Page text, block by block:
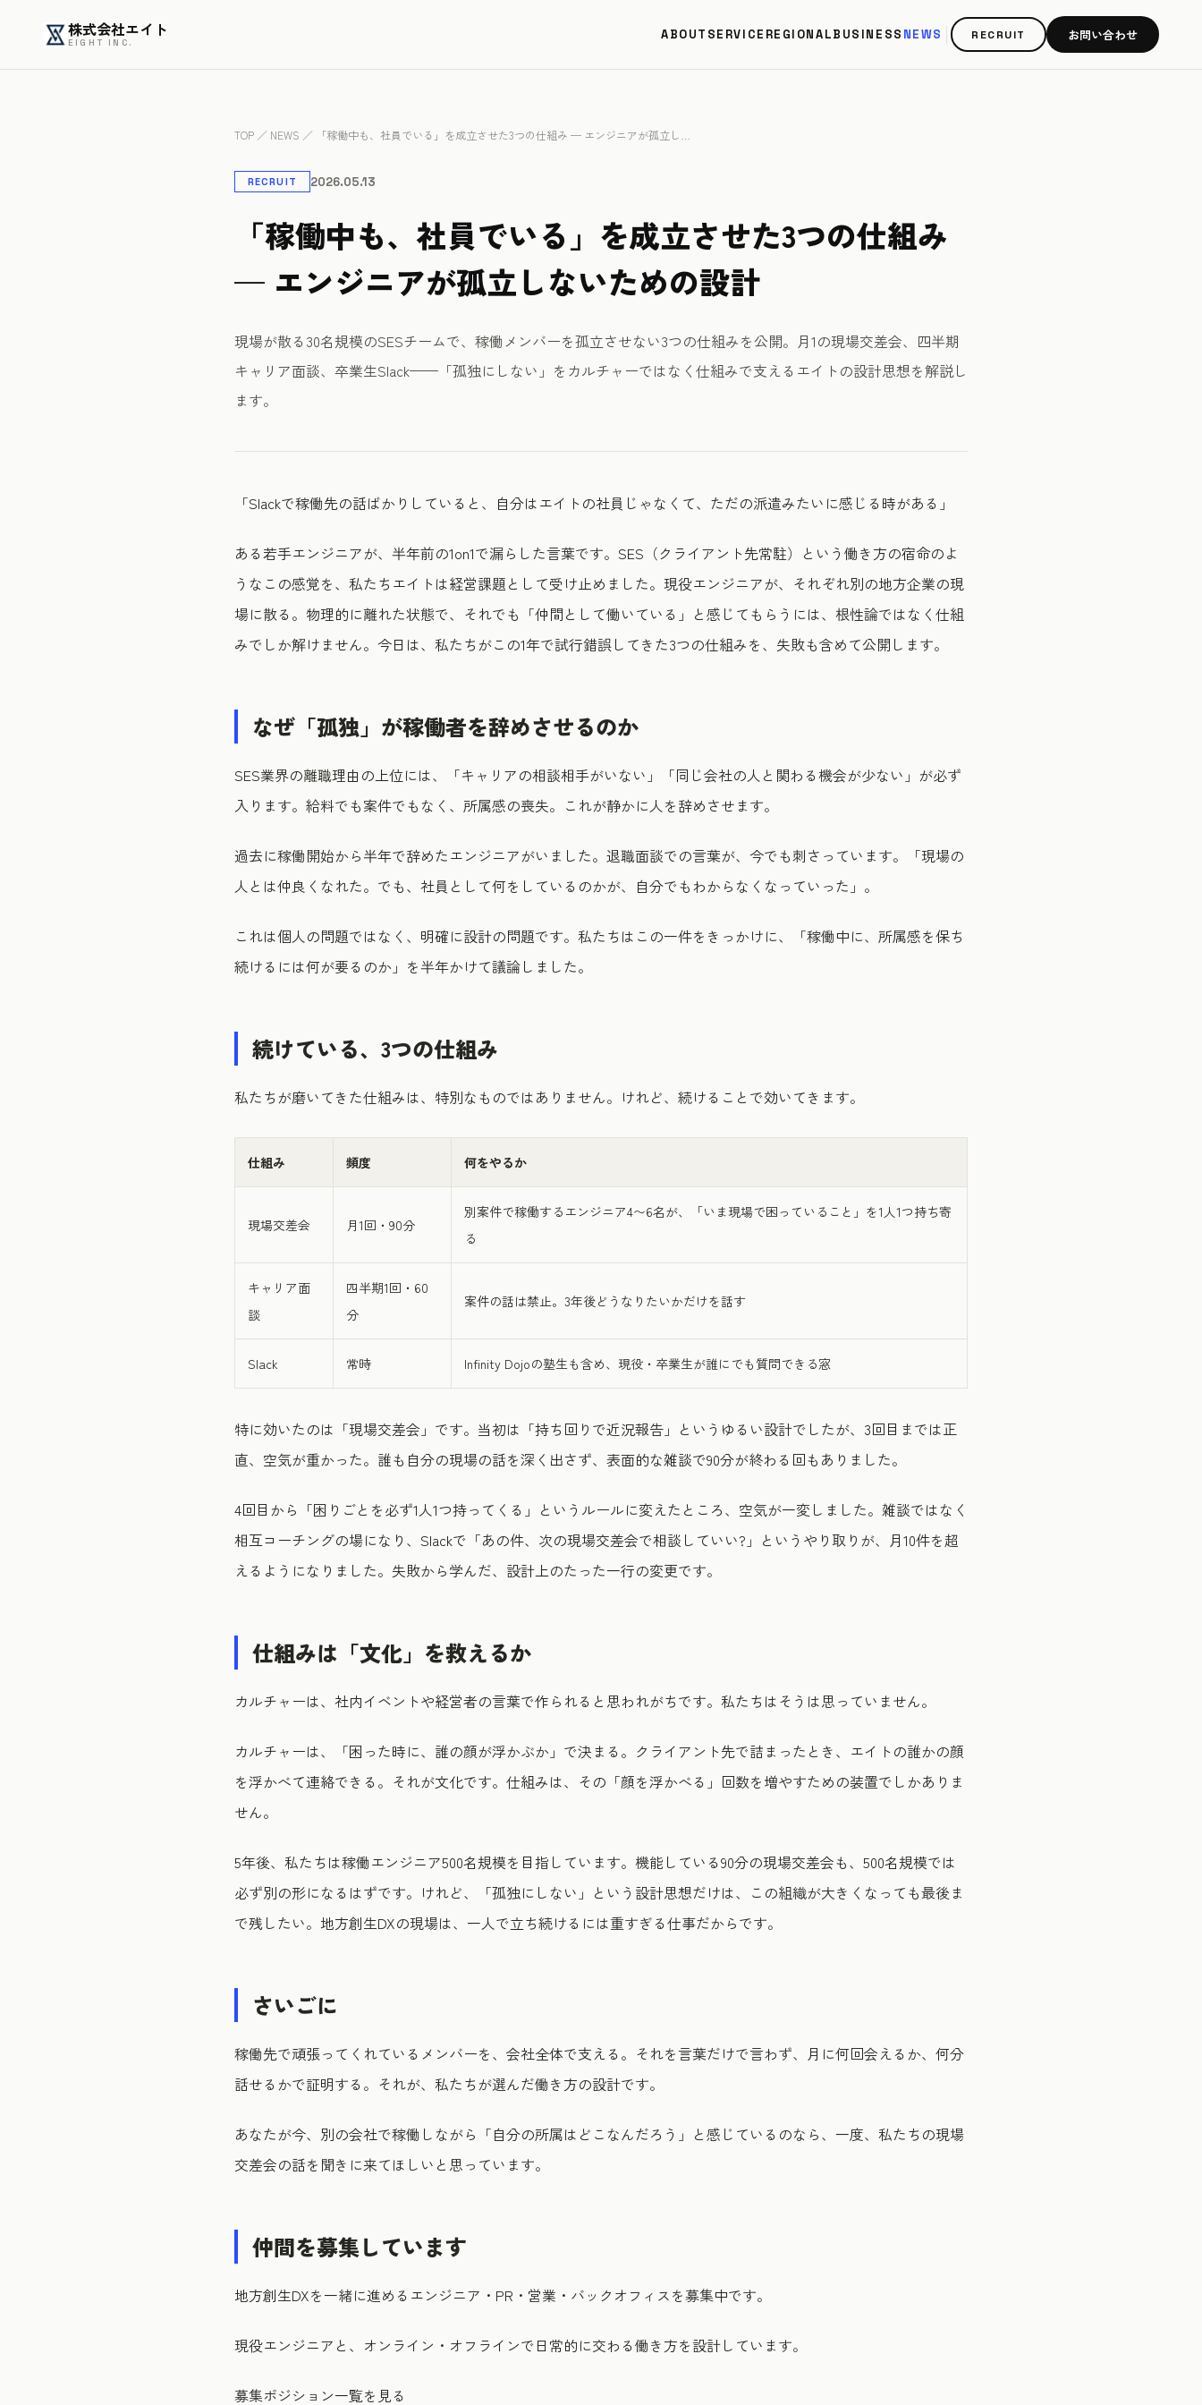
株式会社エイト
EIGHT INC.
ABOUT SERVICE REGIONALBUSINESS NEWS RECRUIT お問い合わせ
TOP ／ NEWS ／ 「稼働中も、社員でいる」を成立させた3つの仕組み — エンジニアが孤立し…
RECRUIT 2026.05.13
「稼働中も、社員でいる」を成立させた3つの仕組み
— エンジニアが孤立しないための設計
現場が散る30名規模のSESチームで、稼働メンバーを孤立させない3つの仕組みを公開。月1の現場交差会、四半期
キャリア面談、卒業生Slack——「孤独にしない」をカルチャーではなく仕組みで支えるエイトの設計思想を解説し
ます。
「Slackで稼働先の話ばかりしていると、自分はエイトの社員じゃなくて、ただの派遣みたいに感じる時がある」
ある若手エンジニアが、半年前の1on1で漏らした言葉です。SES（クライアント先常駐）という働き方の宿命のよ
うなこの感覚を、私たちエイトは経営課題として受け止めました。現役エンジニアが、それぞれ別の地方企業の現
場に散る。物理的に離れた状態で、それでも「仲間として働いている」と感じてもらうには、根性論ではなく仕組
みでしか解けません。今日は、私たちがこの1年で試行錯誤してきた3つの仕組みを、失敗も含めて公開します。
なぜ「孤独」が稼働者を辞めさせるのか
SES業界の離職理由の上位には、「キャリアの相談相手がいない」「同じ会社の人と関わる機会が少ない」が必ず
入ります。給料でも案件でもなく、所属感の喪失。これが静かに人を辞めさせます。
過去に稼働開始から半年で辞めたエンジニアがいました。退職面談での言葉が、今でも刺さっています。「現場の
人とは仲良くなれた。でも、社員として何をしているのかが、自分でもわからなくなっていった」。
これは個人の問題ではなく、明確に設計の問題です。私たちはこの一件をきっかけに、「稼働中に、所属感を保ち
続けるには何が要るのか」を半年かけて議論しました。
続けている、3つの仕組み
私たちが磨いてきた仕組みは、特別なものではありません。けれど、続けることで効いてきます。
仕組み 頻度 何をやるか
現場交差会 月1回・90分
別案件で稼働するエンジニア4〜6名が、「いま現場で困っていること」を1人1つ持ち寄
る
キャリア面
談
四半期1回・60
分
案件の話は禁止。3年後どうなりたいかだけを話す
Slack 常時 Infinity Dojoの塾生も含め、現役・卒業生が誰にでも質問できる窓
特に効いたのは「現場交差会」です。当初は「持ち回りで近況報告」というゆるい設計でしたが、3回目までは正
直、空気が重かった。誰も自分の現場の話を深く出さず、表面的な雑談で90分が終わる回もありました。
4回目から「困りごとを必ず1人1つ持ってくる」というルールに変えたところ、空気が一変しました。雑談ではなく
相互コーチングの場になり、Slackで「あの件、次の現場交差会で相談していい?」というやり取りが、月10件を超
えるようになりました。失敗から学んだ、設計上のたった一行の変更です。
仕組みは「文化」を救えるか
カルチャーは、社内イベントや経営者の言葉で作られると思われがちです。私たちはそうは思っていません。
カルチャーは、「困った時に、誰の顔が浮かぶか」で決まる。クライアント先で詰まったとき、エイトの誰かの顔
を浮かべて連絡できる。それが文化です。仕組みは、その「顔を浮かべる」回数を増やすための装置でしかありま
せん。
5年後、私たちは稼働エンジニア500名規模を目指しています。機能している90分の現場交差会も、500名規模では
必ず別の形になるはずです。けれど、「孤独にしない」という設計思想だけは、この組織が大きくなっても最後ま
で残したい。地方創生DXの現場は、一人で立ち続けるには重すぎる仕事だからです。
さいごに
稼働先で頑張ってくれているメンバーを、会社全体で支える。それを言葉だけで言わず、月に何回会えるか、何分
話せるかで証明する。それが、私たちが選んだ働き方の設計です。
あなたが今、別の会社で稼働しながら「自分の所属はどこなんだろう」と感じているのなら、一度、私たちの現場
交差会の話を聞きに来てほしいと思っています。
仲間を募集しています
地方創生DXを一緒に進めるエンジニア・PR・営業・バックオフィスを募集中です。
現役エンジニアと、オンライン・オフラインで日常的に交わる働き方を設計しています。
募集ポジション一覧を見る